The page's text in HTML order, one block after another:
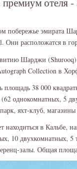
побережье эмирата
Они расположатся в
Шарджи
Collection в
площадь 38 000
(62 однокомнатных, 5
яхт-клуб,
находиться в Кальбе,
10 двухкомнатных,
залы. Общая